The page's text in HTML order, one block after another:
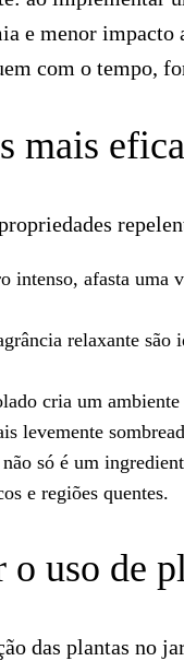
e menor
com o tempo,
mais
intenso, afasta uma
relaxante
cria um
levemente
só é um
e regiões quentes.
uso de
das plantas no